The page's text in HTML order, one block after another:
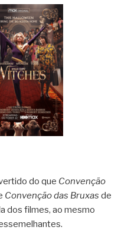
do que Convenção
Convenção das Bruxas de
dos filmes, ao mesmo